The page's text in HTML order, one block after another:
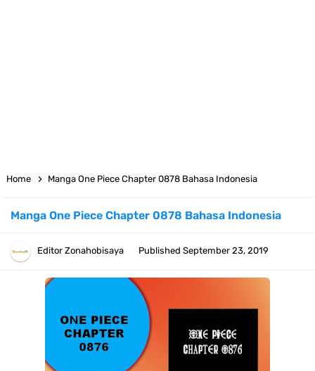
Arti Bendera Barbados, Negara Kepulauan Yang Terletak Di Kawasan
Karibia
Cara Daftar Danamon Mobile Banking, Mudah Banget Dan Lengkap
Home Manga One Piece Chapter 0878 Bahasa Indonesia
Manga One Piece Chapter 0878 Bahasa Indonesia
Editor Zonahobisaya Published September 23, 2019